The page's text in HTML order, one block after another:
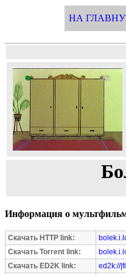
НА
Информация о
Скачать HTTP link:
Скачать Torrent link:
Скачать ED2K link:
ed2k://